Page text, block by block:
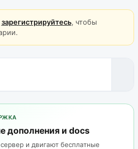
зарегистрируйтесь, чтобы
дополнения и docs
и двигают бесплатные